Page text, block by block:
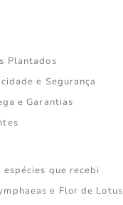
Plantados
e Segurança
e Garantias
que recebi
e Flor de Lotus